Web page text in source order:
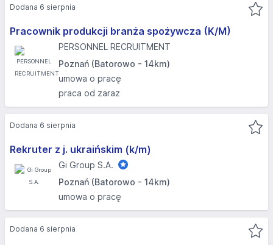
Pracownik produkcji branża spożywcza (K/M)
PERSONNEL RECRUITMENT
Poznań (Batorowo - 14km)
umowa o pracę
praca od zaraz
Dodana 6 sierpnia
Rekruter z j. ukraińskim (k/m)
Gi Group S.A.
Poznań (Batorowo - 14km)
umowa o pracę
Dodana 6 sierpnia
Dodana 6 sierpnia